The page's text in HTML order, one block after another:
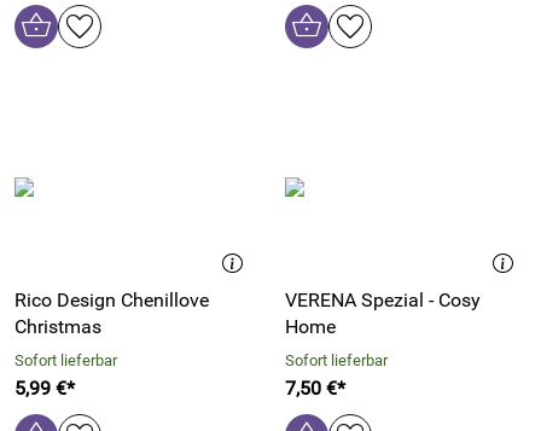
Rico Design Chenillove
Christmas
Sofort lieferbar
5,99 €*
VERENA Spezial - Cosy
Home
Sofort lieferbar
7,50 €*